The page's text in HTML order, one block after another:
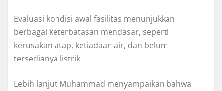
Evaluasi kondisi awal fasilitas menunjukkan
berbagai keterbatasan mendasar, seperti
kerusakan atap, ketiadaan air, dan belum
tersedianya listrik.
Lebih lanjut Muhammad menyampaikan bahwa